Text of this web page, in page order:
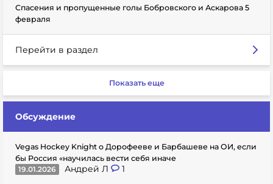
Спасения и пропущенные голы Бобровского и Аскарова 5
февраля
Перейти в раздел
Показать еще
Обсуждение
Vegas Hockey Knight о Дорофееве и Барбашеве на ОИ, если
бы Россия «научилась вести себя иначе
19.01.2026
Андрей Л 1